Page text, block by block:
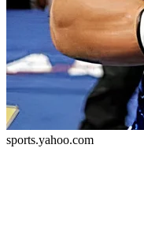
sports.yahoo.com